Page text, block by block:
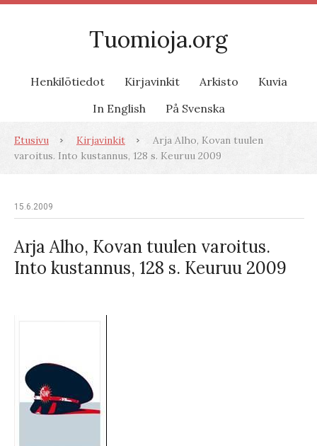
Tuomioja.org
Henkilötiedot Kirjavinkit Arkisto
Kuvia
In English
På Svenska
Etusivu Kirjavinkit
Arja Alho, Kovan tuulen
varoitus. Into kustannus, 128 s. Keuruu 2009
15.6.2009
Arja Alho, Kovan tuulen varoitus.
Into kustannus, 128 s. Keuruu 2009